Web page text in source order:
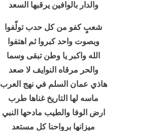
والدار بالوافين يرقبها السعد
شعبٍ كفو من كل حدب تولّفوا
وبصوت واحد كبروا ثم اهتفوا
الله واكبر يا وطن تبقى وسما
والحر مرقاه النوايف لا صعد
هاذي عمان السلم في نهج العرب
ماسه لها التاريخ غناها طرب
ارض الوفا والطيب مادحها النبي
ميزانها برواحنا كلٍ مستعد